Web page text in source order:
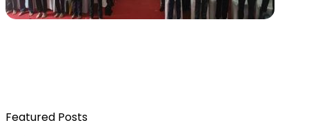
Featured Posts